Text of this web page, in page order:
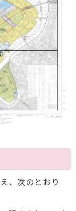
、次のとおり